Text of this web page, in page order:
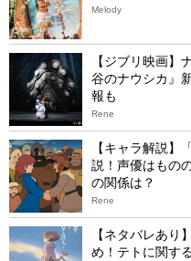
Melody
【ジブリ映画】
谷のナウシカ』
報も
Rene
【キャラ解説】
説！声優はもの
の関係は？
Rene
【ネタバレあり
め！テトに関す